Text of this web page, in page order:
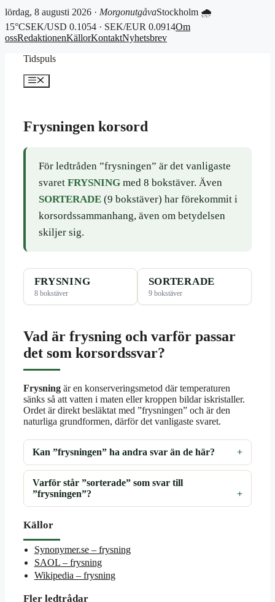
lördag, 8 augusti 2026 · MorgonutgåvaStockholm 🌧
15°CSEK/USD 0.1054 · SEK/EUR 0.0914Om
ossRedaktionenKällorKontaktNyhetsbrev
Tidspuls
Meny
Frysningen korsord
För ledtråden ”frysningen” är det vanligaste
svaret FRYSNINGmed 8 bokstäver. Även
SORTERADE(9 bokstäver) har förekommit i
korsordssammanhang, även om betydelsen
skiljer sig.
FRYSNING
8 bokstäver
SORTERADE
9 bokstäver
Vad är frysning och varför passar
det som korsordssvar?
Frysning är en konserveringsmetod där temperaturen
sänks så att vatten i maten eller kroppen bildar iskristaller.
Ordet är direkt besläktat med ”frysningen” och är den
naturliga grundformen, därför det vanligaste svaret.
Kan ”frysningen” ha andra svar än de här?
Varför står ”sorterade” som svar till
”frysningen”?
Källor
Synonymer.se – frysning
SAOL – frysning
Wikipedia – frysning
Fler ledtrådar